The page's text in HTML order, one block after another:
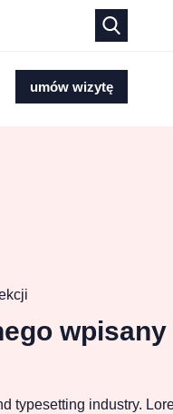
umów wizytę
typesetting industry.